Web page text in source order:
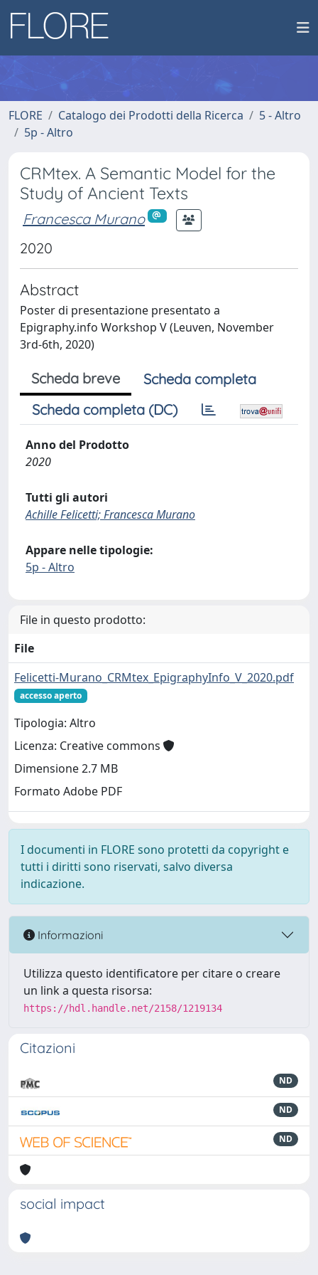
FLORE Catalogo dei Prodotti della Ricerca
5 - Altro
5p - Altro
CRMtex. A Semantic Model for the
Study of Ancient Texts
Francesca Murano
2020
Abstract
Poster di presentazione presentato a
Epigraphy.info Workshop V (Leuven, November
3rd-6th, 2020)
Scheda breve
Scheda completa
Scheda completa (DC)
Anno del Prodotto
2020
Tutti gli autori
Achille Felicetti; Francesca Murano
Appare nelle tipologie:
5p - Altro
File in questo prodotto:
File
Felicetti-Murano_CRMtex_EpigraphyInfo_V_2020.pdf
accesso aperto
Tipologia: Altro
Licenza: Creative commons
Dimensione 2.7 MB
Formato Adobe PDF
I documenti in FLORE sono protetti da copyright e
tutti i diritti sono riservati, salvo diversa
indicazione.
Informazioni
Utilizza questo identificatore per citare o creare
un link a questa risorsa:
https://hdl.handle.net/2158/1219134
Citazioni
ND
ND
ND
social impact